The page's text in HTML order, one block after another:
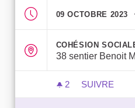
09 OCTOBRE 2023
COHÉSION
38 sentier Benoit
2 2 ABONNÉS
SUIVRE